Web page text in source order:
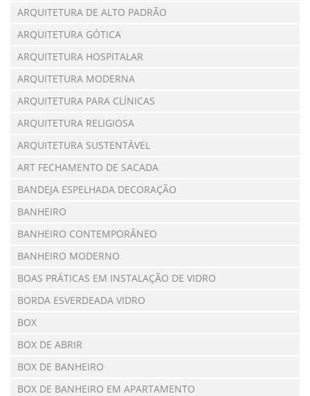
ARQUITETURA DE ALTO PADRÃO
ARQUITETURA GÓTICA
ARQUITETURA HOSPITALAR
ARQUITETURA MODERNA
ARQUITETURA PARA CLÍNICAS
ARQUITETURA RELIGIOSA
ARQUITETURA SUSTENTÁVEL
ART FECHAMENTO DE SACADA
BANDEJA ESPELHADA DECORAÇÃO
BANHEIRO
BANHEIRO CONTEMPORÂNEO
BANHEIRO MODERNO
BOAS PRÁTICAS EM INSTALAÇÃO DE VIDRO
BORDA ESVERDEADA VIDRO
BOX
BOX DE ABRIR
BOX DE BANHEIRO
BOX DE BANHEIRO EM APARTAMENTO